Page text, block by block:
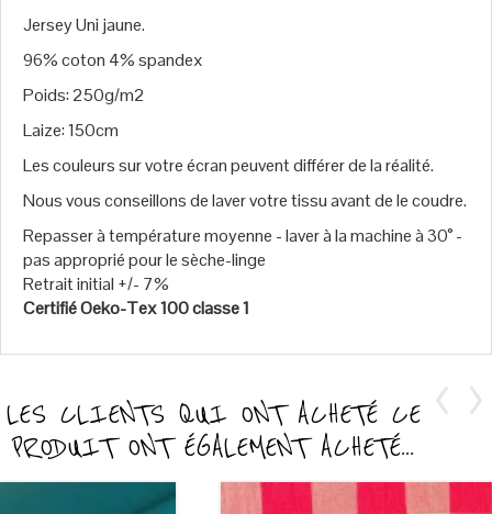
Jersey Uni jaune.
96% coton 4% spandex
Poids: 250g/m2
Laize: 150cm
Les couleurs sur votre écran peuvent différer de la réalité.
Nous vous conseillons de laver votre tissu avant de le coudre.
Repasser à température moyenne - laver à la machine à 30° -
pas approprié pour le sèche-linge
Retrait initial +/- 7%
Certifié Oeko-Tex 100 classe 1
LES CLIENTS QUI ONT ACHETÉ CE
PRODUIT ONT ÉGALEMENT ACHETÉ...